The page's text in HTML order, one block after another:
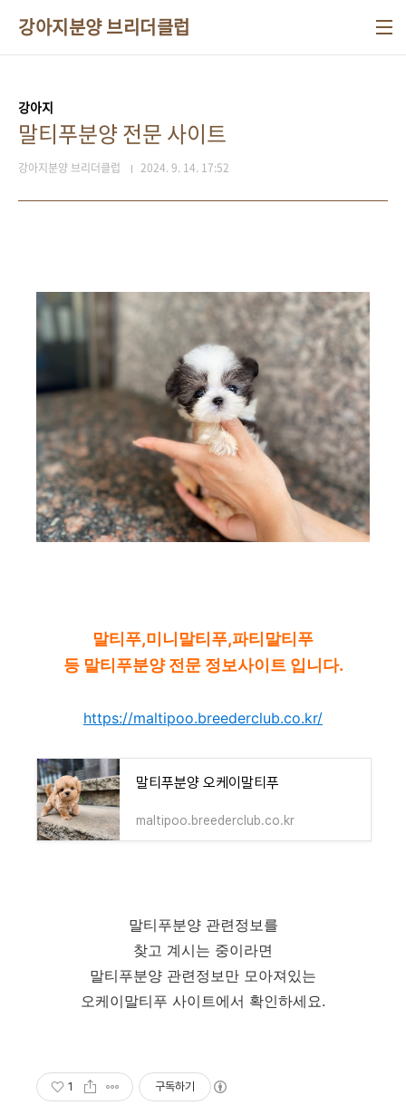
강아지분양 브리더클럽
강아지
말티푸분양 전문 사이트
강아지분양 브리더클럽 2024. 9. 14. 17:52
말티푸,미니말티푸,파티말티푸
등 말티푸분양 전문 정보사이트 입니다.
https://maltipoo.breederclub.co.kr/
말티푸분양 오케이말티푸
maltipoo.breederclub.co.kr
말티푸분양 관련정보를
찾고 계시는 중이라면
말티푸분양 관련정보만 모아져있는
오케이말티푸 사이트에서 확인하세요.
1 구독하기